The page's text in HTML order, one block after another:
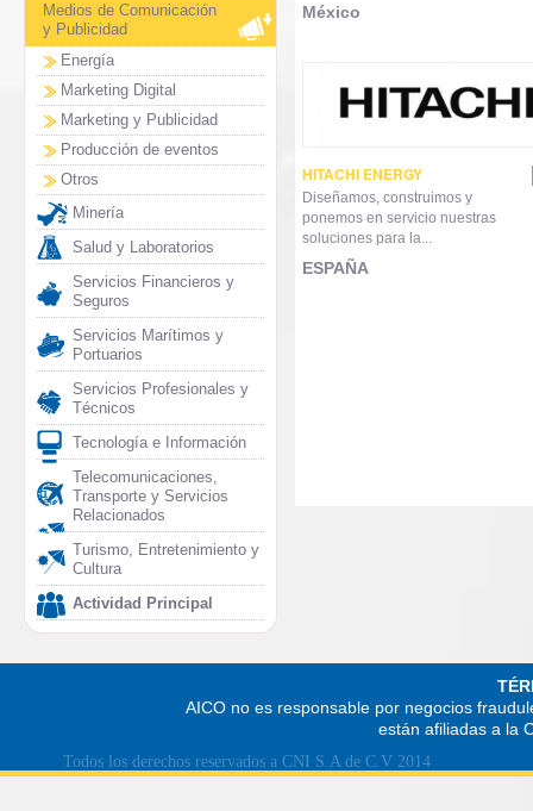
Medios de Comunicación
y Publicidad
Energía
Marketing Digital
Marketing y Publicidad
Producción de eventos
Otros
Minería
Salud y Laboratorios
Servicios Financieros y
Seguros
Servicios Marítimos y
Portuarios
Servicios Profesionales y
Técnicos
Tecnología e Información
Telecomunicaciones,
Transporte y Servicios
Relacionados
Turismo, Entretenimiento y
Cultura
Actividad Principal
México
HITACHI ENERGY
Diseñamos, construimos y
ponemos en servicio nuestras
soluciones para la...
ESPAÑA
AICO no es responsable por negocios
están afiliadas a la
Todos los derechos reservados a CNI S.A de C.V 2014